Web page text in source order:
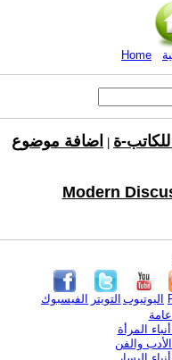
Home
ة
اضافة موضوع
Modern
الفيسبوك التويتر اليوتيوب
المرأة
الأدب والفن